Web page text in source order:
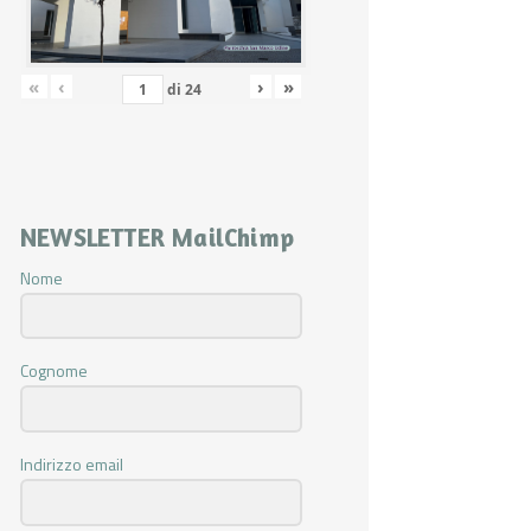
« ‹ di 24 › »
NEWSLETTER MailChimp
Nome
Cognome
Indirizzo email